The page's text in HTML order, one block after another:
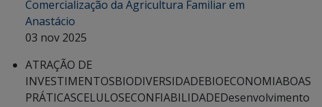
Comercialização da Agricultura Familiar em
Anastácio
03 nov 2025
ATRAÇÃO DE
INVESTIMENTOSBIODIVERSIDADEBIOECONOMIABOAS
PRÁTICASCELULOSECONFIABILIDADEDesenvolvimento